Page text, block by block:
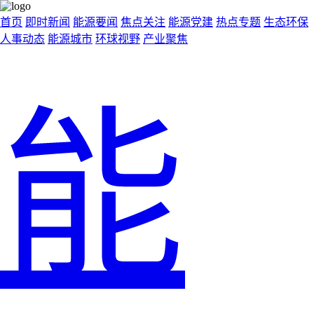
首页 即时新闻 能源要闻 焦点关注 能源党建 热点专题 生态环保
人事动态 能源城市 环球视野 产业聚焦
能